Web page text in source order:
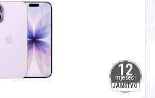
12
mjeseci
JAMSTVO